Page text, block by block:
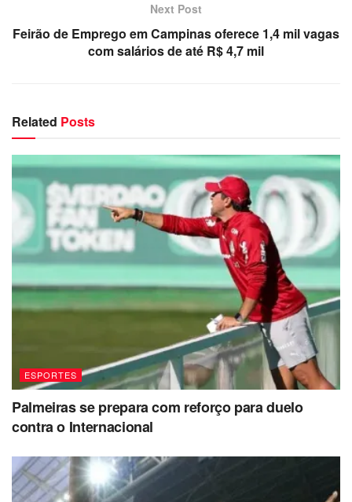
Next Post
Feirão de Emprego em Campinas oferece 1,4 mil vagas
com salários de até R$ 4,7 mil
Related Posts
ESPORTES
Palmeiras se prepara com reforço para duelo
contra o Internacional